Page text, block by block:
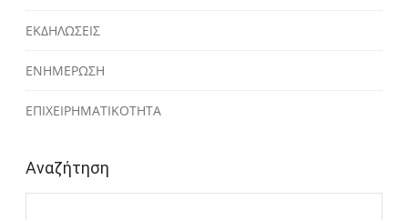
ΕΚΔΗΛΩΣΕΙΣ
ΕΝΗΜΕΡΩΣΗ
ΕΠΙΧΕΙΡΗΜΑΤΙΚΟΤΗΤΑ
Αναζήτηση